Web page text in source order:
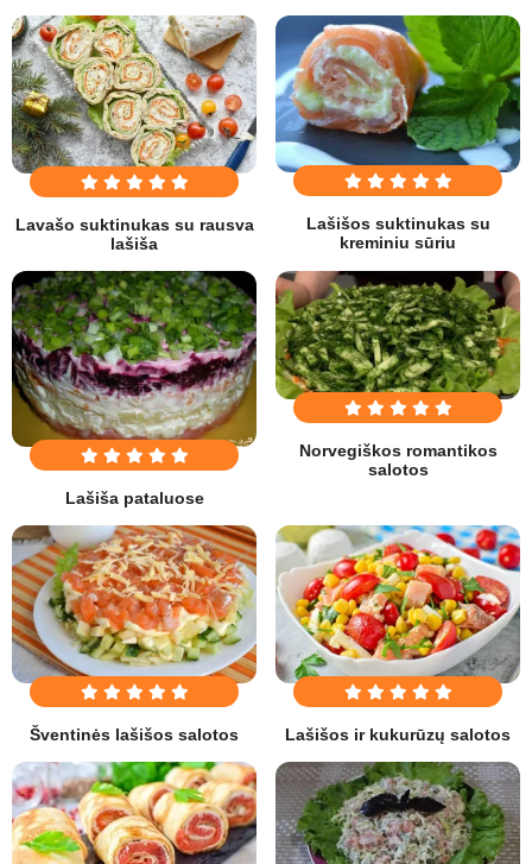
Lavašo suktinukas su rausva
lašiša
Lašišos suktinukas su
kreminiu sūriu
Lašiša pataluose
Norvegiškos romantikos
salotos
Šventinės lašišos salotos Lašišos ir kukurūzų salotos